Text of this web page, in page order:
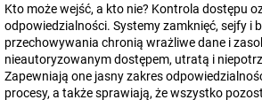
Kto może wejść, a kto nie? Kontrola dostępu
odpowiedzialności. Systemy zamknięć, sejfy i
przechowywania chronią wrażliwe dane i
nieautoryzowanym dostępem, utratą i
Zapewniają one jasny zakres
procesy, a także sprawiają, że wszystko